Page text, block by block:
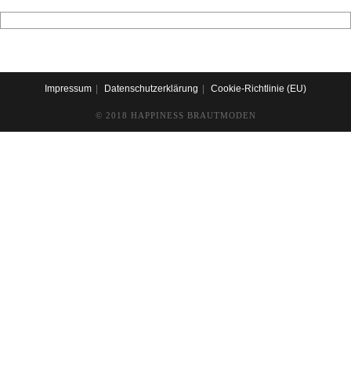
Impressum Datenschutzerklärung Cookie-Richtlinie (EU)
© 2018 HAPPINESS BRAUTMODEN